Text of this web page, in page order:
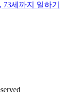
세까지 일하기